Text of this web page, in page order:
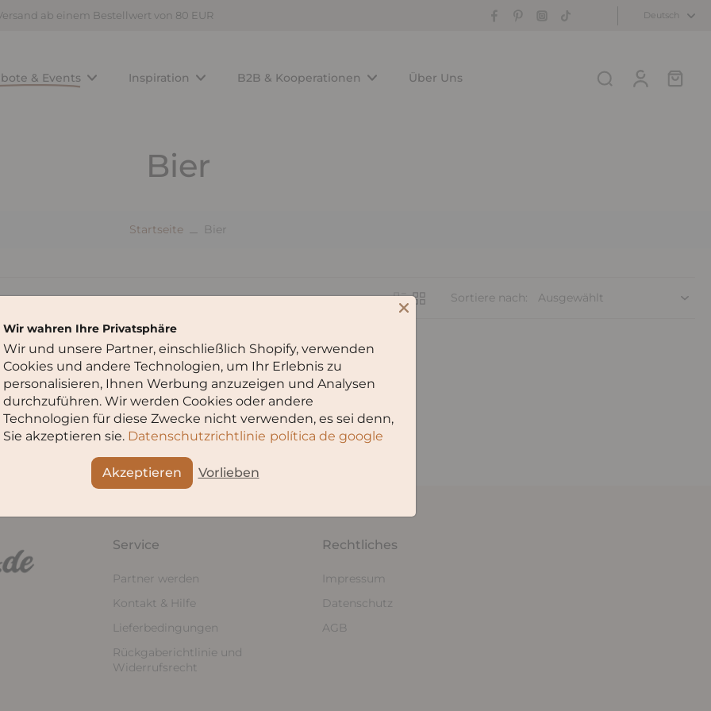
ab einem Bestellwert von 80 EUR Deutsch
& Events Inspiration B2B & Kooperationen Über Uns
Bier
Startseite Bier
Sortiere nach:
Es gibt leider keine Produkte in dieser Kollektion
Service
Partner werden
Kontakt & Hilfe
Lieferbedingungen
Rückgaberichtlinie und
Widerrufsrecht
Rechtliches
Impressum
Datenschutz
AGB
Wir wahren Ihre Privatsphäre
Wir und unsere Partner, einschließlich Shopify, verwenden
Cookies und andere Technologien, um Ihr Erlebnis zu
personalisieren, Ihnen Werbung anzuzeigen und Analysen
durchzuführen. Wir werden Cookies oder andere
Technologien für diese Zwecke nicht verwenden, es sei denn,
Sie akzeptieren sie. Datenschutzrichtlinie política de google
Akzeptieren Vorlieben